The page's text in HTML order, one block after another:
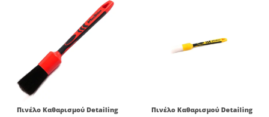
Πινέλο Καθαρισμού Detailing
Πινέλο Καθαρισμού Detailing